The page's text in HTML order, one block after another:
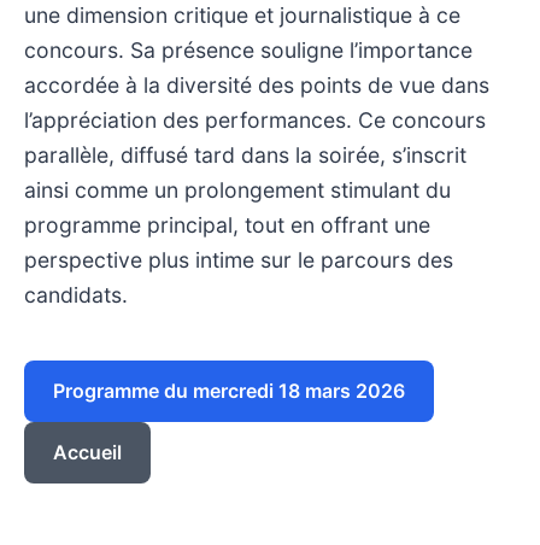
une dimension critique et journalistique à ce
concours. Sa présence souligne l’importance
accordée à la diversité des points de vue dans
l’appréciation des performances. Ce concours
parallèle, diffusé tard dans la soirée, s’inscrit
ainsi comme un prolongement stimulant du
programme principal, tout en offrant une
perspective plus intime sur le parcours des
candidats.
Programme du mercredi 18 mars 2026
Accueil